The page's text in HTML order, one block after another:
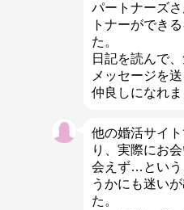
パートナーズ
トナーができ
た。
日記を読んで
メッセージを
仲良しになれま
他の婚活サイ
り、実際にお
会えず…という
うかにも迷い
た。